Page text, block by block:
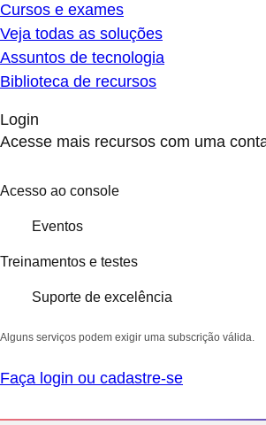
Cursos e exames
Veja todas as soluções
Assuntos de tecnologia
Biblioteca de recursos
Login
Acesse mais recursos com uma
Acesso ao console
Eventos
Treinamentos e testes
Suporte de excelência
Alguns serviços podem exigir uma subscrição válida.
Faça login ou cadastre-se